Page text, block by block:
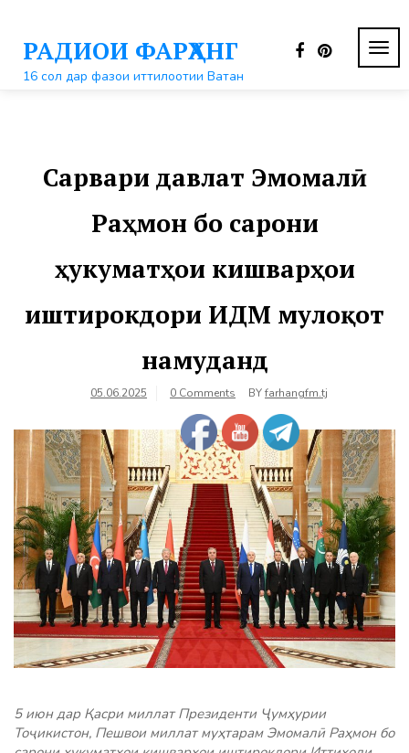
контентуРАДИОИ ФАРҲАНГ
16 сол дар фазои иттилоотии Ватан
Сарвари давлат Эмомалӣ
Раҳмон бо сарони
ҳукуматҳои кишварҳои
иштирокдори ИДМ мулоқот
намуданд
05.06.2025 0 Comments BYfarhangfm.tj
5 июн дар Қасри миллат Президенти Ҷумҳурии
Тоҷикистон, Пешвои миллат муҳтарам Эмомалӣ Раҳмон бо